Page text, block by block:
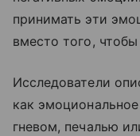
принимать эти
вместо того,
Исследователи
как
гневом, печалью